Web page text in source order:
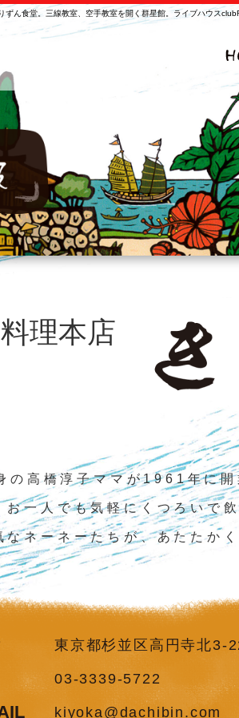
ん食堂。三線教室、空手教室を開く群星館。ライブハウス
理本店
の高橋淳子ママが1961年に開
お一人でも気軽にくつろいで
なネーネーたちが、あたたか
東京都杉並区高円寺北3-
03-3339-5722
kiyoka@dachibin.com